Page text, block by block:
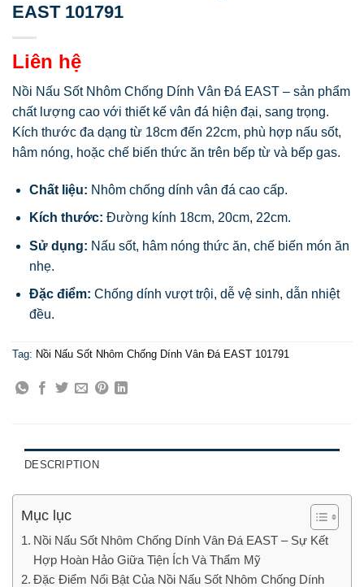
EAST 101791
Liên hệ
Nồi Nấu Sốt Nhôm Chống Dính Vân Đá EAST – sản phẩm
chất lượng cao với thiết kế vân đá hiện đại, sang trọng.
Kích thước đa dạng từ 18cm đến 22cm, phù hợp nấu sốt,
hâm nóng, hoặc chế biến thức ăn trên bếp từ và bếp gas.
Chất liệu: Nhôm chống dính vân đá cao cấp.
Kích thước: Đường kính 18cm, 20cm, 22cm.
Sử dụng: Nấu sốt, hâm nóng thức ăn, chế biến món ăn
nhẹ.
Đặc điểm: Chống dính vượt trội, dễ vệ sinh, dẫn nhiệt
đều.
Tag: Nồi Nấu Sốt Nhôm Chống Dính Vân Đá EAST 101791
DESCRIPTION
Mục lục
Nồi Nấu Sốt Nhôm Chống Dính Vân Đá EAST – Sự Kết
Hợp Hoàn Hảo Giữa Tiện Ích Và Thẩm Mỹ
Đặc Điểm Nổi Bật Của Nồi Nấu Sốt Nhôm Chống Dính